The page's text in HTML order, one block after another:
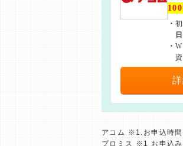
・
・
アコム ※1.お申込時間
プロミス ※1 お申込み